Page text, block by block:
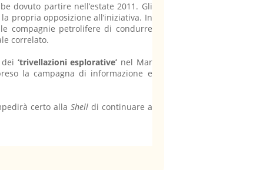
dovuto partire nell’estate 2011. Gli
propria opposizione all’iniziativa. In
compagnie petrolifere di condurre
correlato.
‘trivellazioni esplorative’ nel Mar
la campagna di informazione e
certo alla Shelldi continuare a